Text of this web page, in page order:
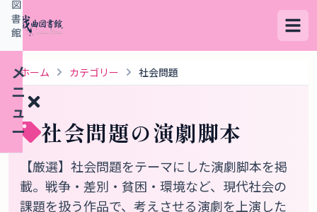
メ
ニ
ュ
ー
検
索
図
書
館
ホーム カテゴリー 社会問題
社会問題の演劇脚本
【厳選】社会問題をテーマにした演劇脚本を掲
載。戦争・差別・貧困・環境など、現代社会の
課題を扱う作品で、考えさせる演劇を上演した